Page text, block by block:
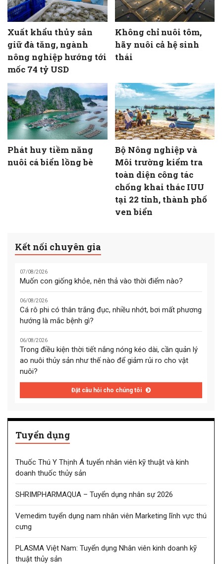
Xuất khẩu thủy sản
giữ đà tăng, ngành
nông nghiệp hướng tới
mốc 74 tỷ USD
Không chỉ nuôi tôm,
hãy nuôi cả hệ sinh
thái
Phát huy tiềm năng
nuôi cá biển lồng bè
Bộ Nông nghiệp và
Môi trường kiểm tra
toàn diện công tác
chống khai thác IUU
tại 22 tỉnh, thành phố
ven biển
Kết nối chuyên gia
07/08/2026
Muốn con giống khỏe, nên thả vào thời điểm nào?
06/08/2026
Cá rô phi có thân trắng đục, nhiều nhớt, bơi mất phương
hướng là mắc bệnh gì?
06/08/2026
Trong điều kiện thời tiết nắng nóng kéo dài, cần quản lý
ao nuôi thủy sản như thế nào để giảm rủi ro cho vật
nuôi?
Đặt câu hỏi cho chúng tôi
Tuyển dụng
Thuốc Thú Y Thịnh Á tuyển nhân viên kỹ thuật và kinh
doanh thuốc thủy sản
SHRIMPHARMAQUA – Tuyển dụng nhân sự 2026
Vemedim tuyển dụng nam nhân viên Marketing lĩnh vực thú
cưng
PLASMA Việt Nam: Tuyển dụng Nhân viên kinh doanh kỹ
thuật thủy sản